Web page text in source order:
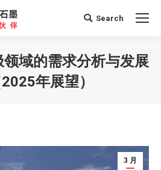
Search:
Search
域的需求分析与发展
年展望）
3 月